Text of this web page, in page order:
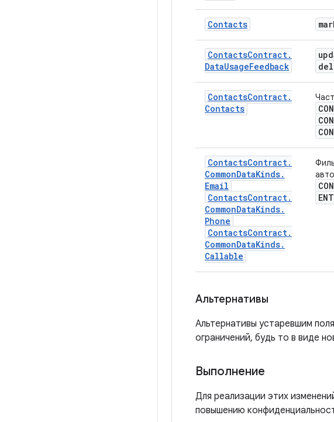
Contacts
ContactsContract.
DataUsageFeedback
ContactsContract.
Contacts
ContactsContract.
CommonDataKinds.
Email
ContactsContract.
CommonDataKinds.
Phone
ContactsContract.
CommonDataKinds.
Callable
Альтернативы
Альтернативы устаревшим
ограничений, будь то в виде
Выполнение
Для реализации этих
повышению